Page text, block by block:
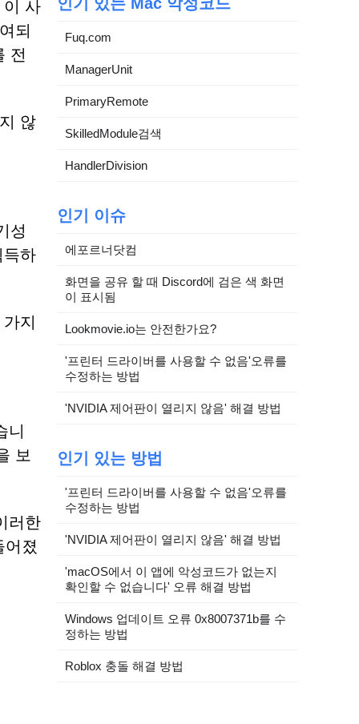
이 사
되
전
않
성
득하
지
니
보
러한
졌
Fuq.com
ManagerUnit
PrimaryRemote
SkilledModule검색
HandlerDivision
인기 이슈
에포르너닷컴
화면을 공유 할 때 Discord에 검은 색 화면
이 표시됨
Lookmovie.io는 안전한가요?
'프린터 드라이버를 사용할 수 없음'오류를
수정하는 방법
'NVIDIA 제어판이 열리지 않음' 해결 방법
인기 있는 방법
'프린터 드라이버를 사용할 수 없음'오류를
수정하는 방법
'NVIDIA 제어판이 열리지 않음' 해결 방법
'macOS에서 이 앱에 악성코드가 없는지
확인할 수 없습니다' 오류 해결 방법
Windows 업데이트 오류 0x8007371b를 수
정하는 방법
Roblox 충돌 해결 방법